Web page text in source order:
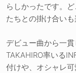
らしかったです。
たちとの掛け合いも
デビュー曲から一
TAKAHIRO率いる
付けや、オシャレ